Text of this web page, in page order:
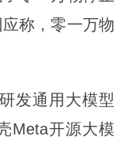
称，零一万物
发通用大模型
Meta开源大模